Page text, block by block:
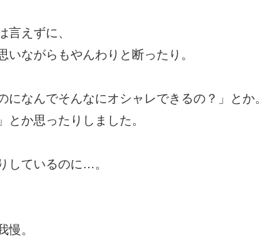
えずに、
ながらもやんわりと断ったり。
なんでそんなにオシャレできるの？」とか。
とか思ったりしました。
しているのに…。
慢。